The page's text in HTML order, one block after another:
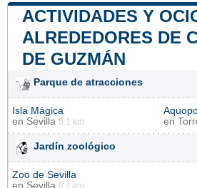
ACTIVIDADES Y
ALREDEDORES DE
DE GUZMÁN
Parque de atracciones
Isla Mágica
en Sevilla 6.1 km
en
Jardín zoológico
Zoo de Sevilla
en Sevilla 6.1 km